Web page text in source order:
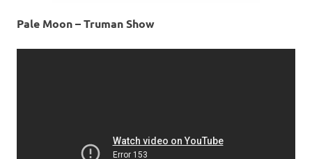
Pale Moon – Truman Show